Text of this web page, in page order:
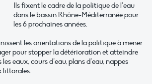
Ils fixent le cadre de la politique de l’eau
dans le bassin Rhône-Méditerranée pour
les 6 prochaines années.
les orientations de la politique à mener
pour stopper la détérioration et atteindre
eaux, cours d’eau, plans d’eau, nappes
littorales.